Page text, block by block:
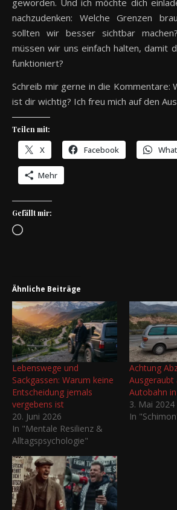
geworden. Und ich möchte dich
nachzudenken: Welche Grenzen
sollten wir besser sichtbar
müssen wir uns einfach halten, damit
funktioniert?
Schreib mir gerne in die Kommentare:
ist dir wichtig? Ich freu mich auf den
Teilen mit:
X Facebook
Mehr
Gefällt mir:
Wird geladen …
Ähnliche Beiträge
Lebenswege und
Sackgassen: Warum keine
Entscheidung jemals
vergebens ist
20. Juni 2026
In "Mentale Resilienz &
Alltagspsychologie"
Achtung
Ausgeraubt
Autobahn
3. Mai 2024
In